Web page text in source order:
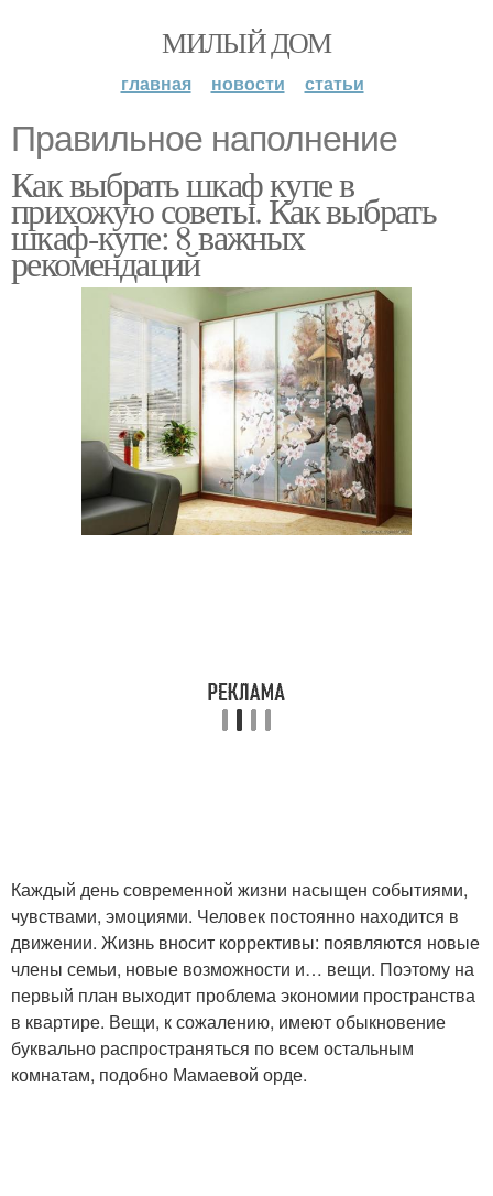
МИЛЫЙ ДОМ
главная новости статьи
Правильное наполнение
Как выбрать шкаф купе в
прихожую советы. Как выбрать
шкаф-купе: 8 важных
рекомендаций
Каждый день современной жизни насыщен событиями,
чувствами, эмоциями. Человек постоянно находится в
движении. Жизнь вносит коррективы: появляются новые
члены семьи, новые возможности и… вещи. Поэтому на
первый план выходит проблема экономии пространства
в квартире. Вещи, к сожалению, имеют обыкновение
буквально распространяться по всем остальным
комнатам, подобно Мамаевой орде.